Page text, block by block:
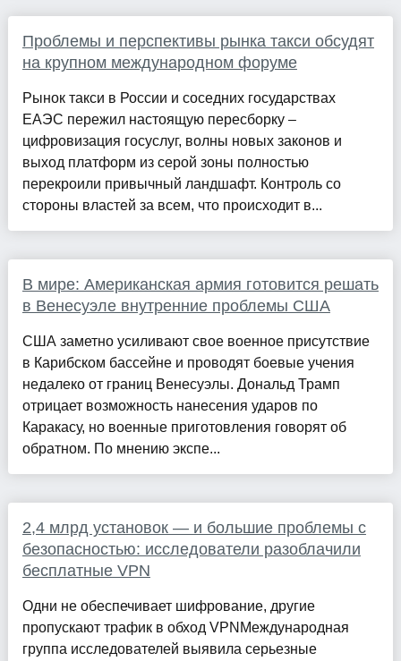
Проблемы и перспективы рынка такси обсудят
на крупном международном форуме
Рынок такси в России и соседних государствах
ЕАЭС пережил настоящую пересборку –
цифровизация госуслуг, волны новых законов и
выход платформ из серой зоны полностью
перекроили привычный ландшафт. Контроль со
стороны властей за всем, что происходит в...
В мире: Американская армия готовится решать
в Венесуэле внутренние проблемы США
США заметно усиливают свое военное присутствие
в Карибском бассейне и проводят боевые учения
недалеко от границ Венесуэлы. Дональд Трамп
отрицает возможность нанесения ударов по
Каракасу, но военные приготовления говорят об
обратном. По мнению экспе...
2,4 млрд установок — и большие проблемы с
безопасностью: исследователи разоблачили
бесплатные VPN
Одни не обеспечивает шифрование, другие
пропускают трафик в обход VPNМеждународная
группа исследователей выявила серьезные